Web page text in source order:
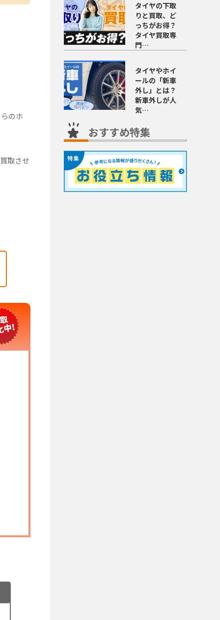
のホ
取させ
タイヤの下取
りと買取、ど
っちがお得？
タイヤ買取専
門…
タイヤやホイ
ールの「新車
外し」とは？
新車外しが人
気…
おすすめ特集